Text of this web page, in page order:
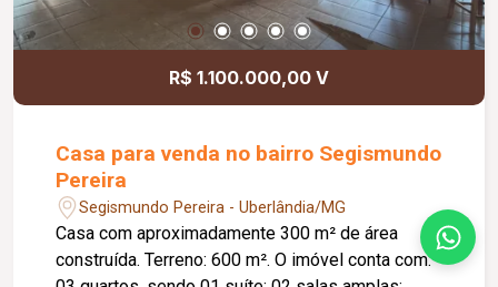
toda a família. Entre em contato para mais
informações e agende sua visita!
R$ 1.100.000,00 V
Casa para venda no bairro Segismundo
Pereira
Segismundo Pereira - Uberlândia/MG
Casa com aproximadamente 300 m² de área
construída. Terreno: 600 m². O imóvel conta com: